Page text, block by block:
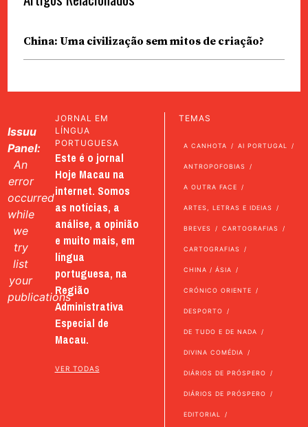
China: Uma civilização sem mitos de criação?
Issuu
Panel:
An
error
occurred
while
we
try
list
your
publications
JORNAL EM
LÍNGUA
PORTUGUESA
Este é o jornal
Hoje Macau na
internet. Somos
as notícias, a
análise, a opinião
e muito mais, em
língua
portuguesa, na
Região
Administrativa
Especial de
Macau.
VER TODAS
TEMAS
A CANHOTA AI PORTUGAL
ANTROPOFOBIAS
A OUTRA FACE
ARTES, LETRAS E IDEIAS
BREVES CARTOGRAFIAS
CARTOGRAFIAS
CHINA / ÁSIA
CRÓNICO ORIENTE
DESPORTO
DE TUDO E DE NADA
DIVINA COMÉDIA
DIÁRIOS DE PRÓSPERO
DIÁRIOS DE PRÓSPERO
EDITORIAL